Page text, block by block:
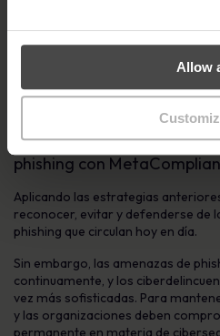
Allow
más segura es eliminar el correo
riesgos que puedan
Refuerce sus defensas y
phishing con
Aplicando las estrategias
reconocer, evitar y defenderse de
phishing que circulan hoy en día.
Sin embargo, las amenazas de
continuamente, y los
vez más sofisticadas. Para
y las organizaciones deben
permanente en materia de